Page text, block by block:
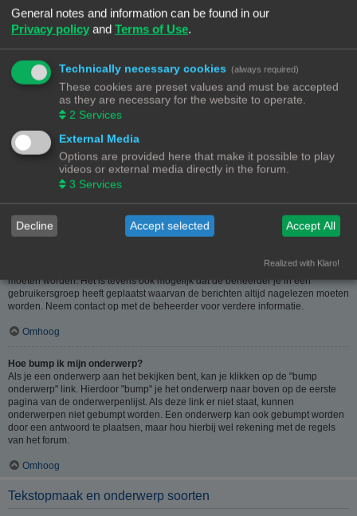
heeft hier dus in geen geval iets mee te maken.
Omhoog
Hoe kan ik berichten aan een moderator melden?
Als de beheerder het toelaat, kun je op de hiervoor dienende knop klikken bij
het bericht. Als je hierop geklikt hebt, moet je een paar verplichte stappen
volgen om de melding te versturen.
Waarvoor dient de "Opslaan"-knop bij het plaatsen van een bericht?
Hiermee kun je berichten opslaan om ze dan later af te werken en te plaatsen.
Een opgeslagen bericht kun je, via de bijhorende optie, in het
Omhoog
De beheerder kan beslist hebben dat geplaatste berichten eerst nagekeken
moeten worden. Het is tevens ook mogelijk dat de beheerder je in een
gebruikersgroep heeft geplaatst waarvan de berichten altijd nagelezen moeten
worden. Neem contact op met de beheerder voor verdere informatie.
Omhoog
Hoe bump ik mijn onderwerp?
Als je een onderwerp aan het bekijken bent, kan je klikken op de "bump
onderwerp" link. Hierdoor "bump" je het onderwerp naar boven op de eerste
pagina van de onderwerpenlijst. Als deze link er niet staat, kunnen
onderwerpen niet gebumpt worden. Een onderwerp kan ook gebumpt worden
door een antwoord te plaatsen, maar hou hierbij wel rekening met de regels
van het forum.
Omhoog
Tekstopmaak en onderwerp soorten
General notes and information can be found in our
Privacy policy and Terms of Use.
Technically necessary cookies (always required)
These cookies are preset values and must be accepted
as they are necessary for the website to operate.
2 Services
External Media
Options are provided here that make it possible to play
videos or external media directly in the forum.
3 Services
Decline Accept selected Accept All
Realized with Klaro!